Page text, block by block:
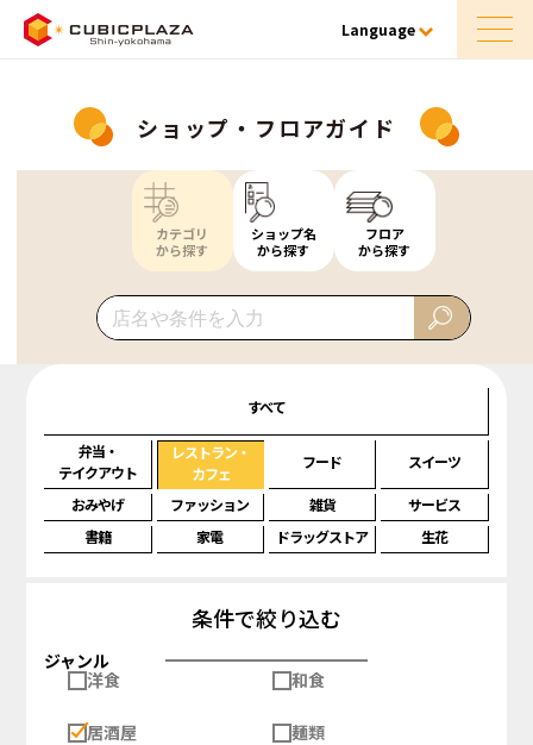
Language
ショップ・フロアガイド
カテゴリ
から探す
ショップ名
から探す
フロア
から探す
すべて
弁当・
テイクアウト
レストラン・
カフェ
フード スイーツ
おみやげ ファッション 雑貨
サービス
書籍
家電 ドラッグストア 生花
条件で絞り込む
ジャンル
洋食
和食
居酒屋 麺類